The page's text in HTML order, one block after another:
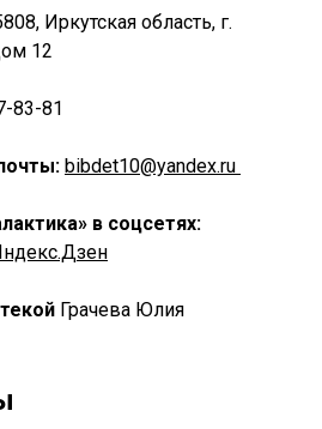
Иркутская область, г.
12
83-81
bibdet10@yandex.ru
в соцсетях:
Грачева Юлия